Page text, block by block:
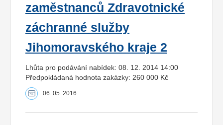
zaměstnanců Zdravotnické
záchranné služby
Jihomoravského kraje 2
Lhůta pro podávání nabídek: 08. 12. 2014 14:00
Předpokládaná hodnota zakázky: 260 000 Kč
06. 05. 2016